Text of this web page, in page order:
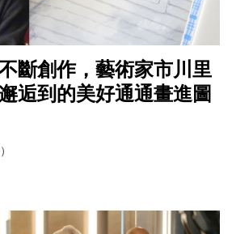
斷創作，藝術家市川里
逅到的美好通通畫進圖